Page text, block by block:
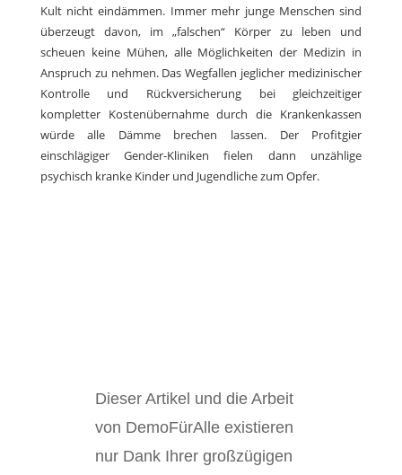
Kult nicht eindämmen. Immer mehr junge Menschen sind
überzeugt davon, im „falschen“ Körper zu leben und
scheuen keine Mühen, alle Möglichkeiten der Medizin in
Anspruch zu nehmen. Das Wegfallen jeglicher medizinischer
Kontrolle und Rückversicherung bei gleichzeitiger
kompletter Kostenübernahme durch die Krankenkassen
würde alle Dämme brechen lassen. Der Profitgier
einschlägiger Gender-Kliniken fielen dann unzählige
psychisch kranke Kinder und Jugendliche zum Opfer.
Dieser Artikel und die Arbeit
von DemoFürAlle existieren
nur Dank Ihrer großzügigen